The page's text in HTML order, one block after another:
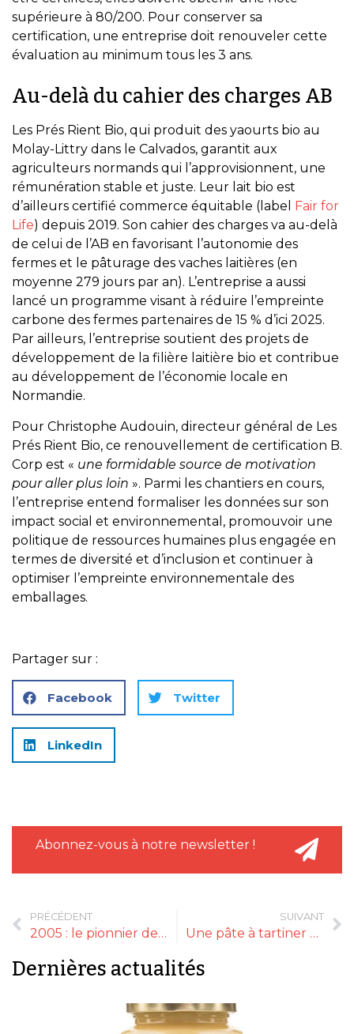
supérieure à 80/200. Pour conserver sa
certification, une entreprise doit renouveler cette
évaluation au minimum tous les 3 ans.
Au-delà du cahier des charges AB
Les Prés Rient Bio, qui produit des yaourts bio au
Molay-Littry dans le Calvados, garantit aux
agriculteurs normands qui l’approvisionnent, une
rémunération stable et juste. Leur lait bio est
d’ailleurs certifié commerce équitable (label
Fair for
Life) depuis 2019. Son cahier des charges va au-delà
de celui de l’AB en favorisant l’autonomie des
fermes et le pâturage des vaches laitières (en
moyenne 279 jours par an). L’entreprise a aussi
lancé un programme visant à réduire l’empreinte
carbone des fermes partenaires de 15 % d’ici 2025.
Par ailleurs, l’entreprise soutient des projets de
développement de la filière laitière bio et contribue
au développement de l’économie locale en
Normandie.
Pour Christophe Audouin, directeur général de Les
Prés Rient Bio, ce renouvellement de certification B.
Corp est « une formidable source de motivation
pour aller plus loin ». Parmi les chantiers en cours,
l’entreprise entend formaliser les données sur son
impact social et environnemental, promouvoir une
politique de ressources humaines plus engagée en
termes de diversité et d’inclusion et continuer à
optimiser l’empreinte environnementale des
emballages.
Partager sur :
Facebook Twitter
LinkedIn
Abonnez-vous à notre newsletter !
PRÉCÉDENT
2005 : le pionnier de la bio Naturgie et le spécialiste du fruit noble Favols se rejoignent
SUIVANT
Une pâte à tartiner au lait de chèvre
Dernières actualités